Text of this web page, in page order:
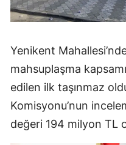
Yenikent
mahsuplaşma
edilen ilk taşınmaz
Komisyonu’nun
değeri 194 milyon TL